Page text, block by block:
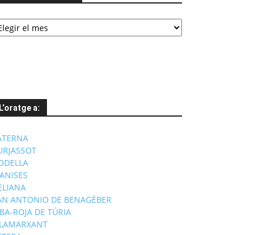
L’oratge a:
ANTONIO DE BENAGÉBER
ROJA DE TÚRIA